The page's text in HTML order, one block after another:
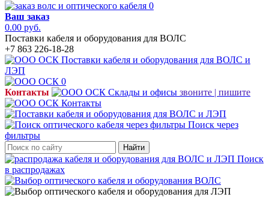
0
Ваш заказ
0.00 руб.
Поставки кабеля и оборудования для ВОЛС
+7 863 226-18-28
0
Контакты
звоните | пишите
Поиск через
фильтры
Найти
Поиск
в распродажах